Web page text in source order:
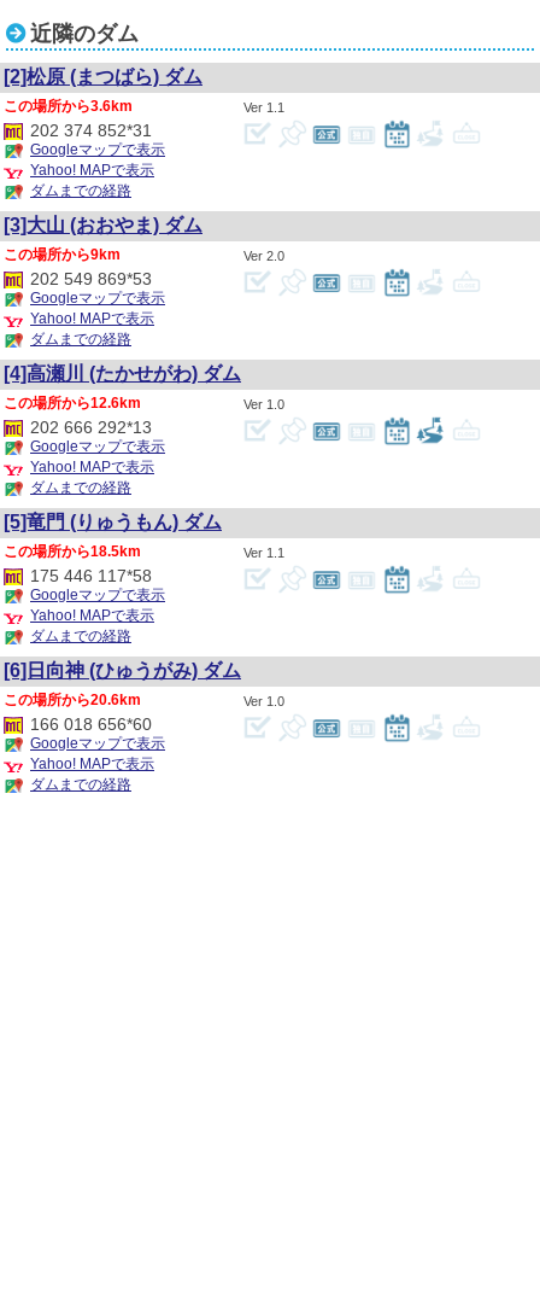
近隣のダム
[2]松原 (まつばら) ダム
1.1
3.6km
202 374 852*31
Googleマップで表示
Yahoo! MAPで表示
ダムまでの経路
[3]大山 (おおやま) ダム
2.0
9km
202 549 869*53
Googleマップで表示
Yahoo! MAPで表示
ダムまでの経路
[4]高瀬川 (たかせがわ) ダム
1.0
12.6km
202 666 292*13
Googleマップで表示
Yahoo! MAPで表示
ダムまでの経路
[5]竜門 (りゅうもん) ダム
1.1
18.5km
175 446 117*58
Googleマップで表示
Yahoo! MAPで表示
ダムまでの経路
[6]日向神 (ひゅうがみ) ダム
1.0
20.6km
166 018 656*60
Googleマップで表示
Yahoo! MAPで表示
ダムまでの経路